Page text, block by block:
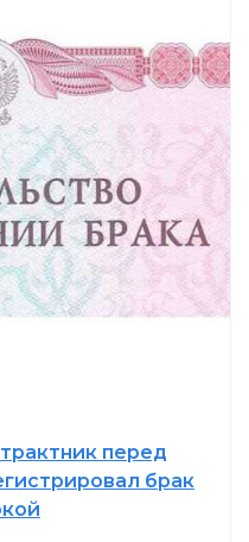
перед
брак